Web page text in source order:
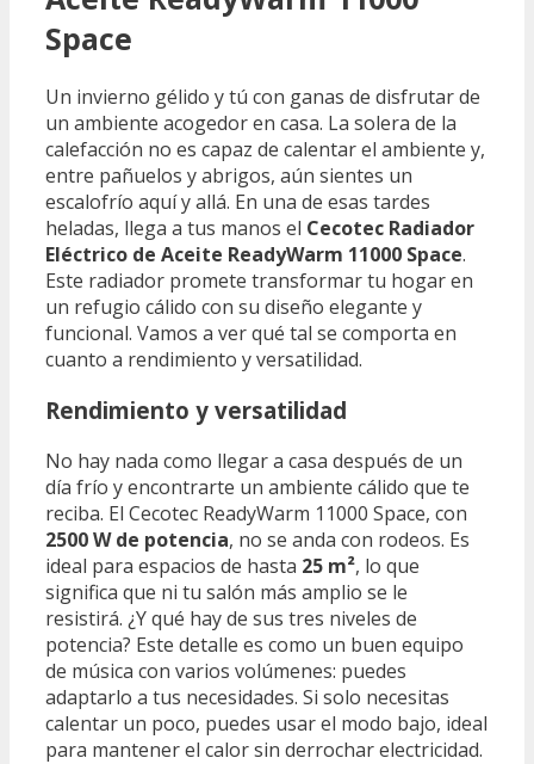
Space
Un invierno gélido y tú con ganas de disfrutar de
un ambiente acogedor en casa. La solera de la
calefacción no es capaz de calentar el ambiente y,
entre pañuelos y abrigos, aún sientes un
escalofrío aquí y allá. En una de esas tardes
heladas, llega a tus manos el Cecotec Radiador
Eléctrico de Aceite ReadyWarm 11000 Space.
Este radiador promete transformar tu hogar en
un refugio cálido con su diseño elegante y
funcional. Vamos a ver qué tal se comporta en
cuanto a rendimiento y versatilidad.
Rendimiento y versatilidad
No hay nada como llegar a casa después de un
día frío y encontrarte un ambiente cálido que te
reciba. El Cecotec ReadyWarm 11000 Space, con
2500 W de potencia, no se anda con rodeos. Es
ideal para espacios de hasta 25 m², lo que
significa que ni tu salón más amplio se le
resistirá. ¿Y qué hay de sus tres niveles de
potencia? Este detalle es como un buen equipo
de música con varios volúmenes: puedes
adaptarlo a tus necesidades. Si solo necesitas
calentar un poco, puedes usar el modo bajo, ideal
para mantener el calor sin derrochar electricidad.